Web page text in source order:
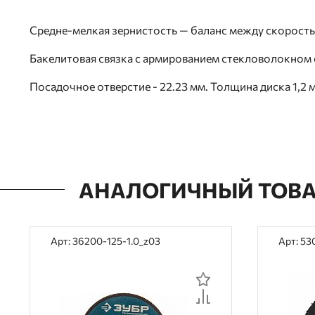
Средне-мелкая зернистость — баланс между
Бакелитовая связка с армированием
Посадочное отверстие - 22.23 мм. Толщина диска 1,2
АНАЛОГИЧНЫЙ
Арт: 36200-125-1.0_z03 Арт: